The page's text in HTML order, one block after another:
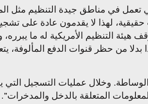
في مناطق جيدة التنظيم مثل
لهذا لا يقدمون عادة على
التنظيم الأمريكية له ما
من حظر قنوات الدفع المألوفة،
وخلال عمليات التسجيل التي
المتعلقة بالدخل والمدخرات.”